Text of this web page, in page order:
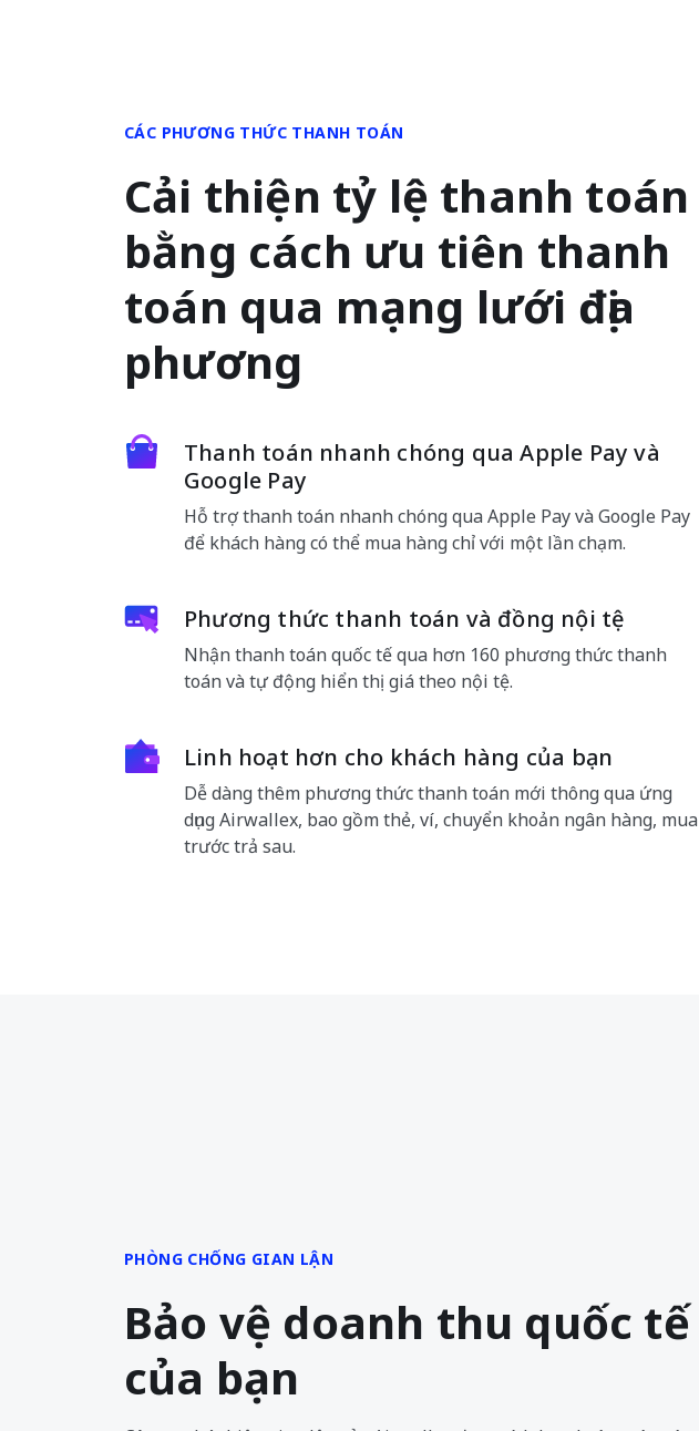
CÁC PHƯƠNG THỨC THANH TOÁN
Cải thiện tỷ lệ thanh toán
bằng cách ưu tiên thanh
toán qua mạng lưới địa
phương
Thanh toán nhanh chóng qua Apple Pay và
Google Pay
Hỗ trợ thanh toán nhanh chóng qua Apple Pay và Google Pay
để khách hàng có thể mua hàng chỉ với một lần chạm.
Phương thức thanh toán và đồng nội tệ
Nhận thanh toán quốc tế qua hơn 160 phương thức thanh
toán và tự động hiển thị giá theo nội tệ.
Linh hoạt hơn cho khách hàng của bạn
Dễ dàng thêm phương thức thanh toán mới thông qua ứng
dụng Airwallex, bao gồm thẻ, ví, chuyển khoản ngân hàng, mua
trước trả sau.
PHÒNG CHỐNG GIAN LẬN
Bảo vệ doanh thu quốc tế
của bạn